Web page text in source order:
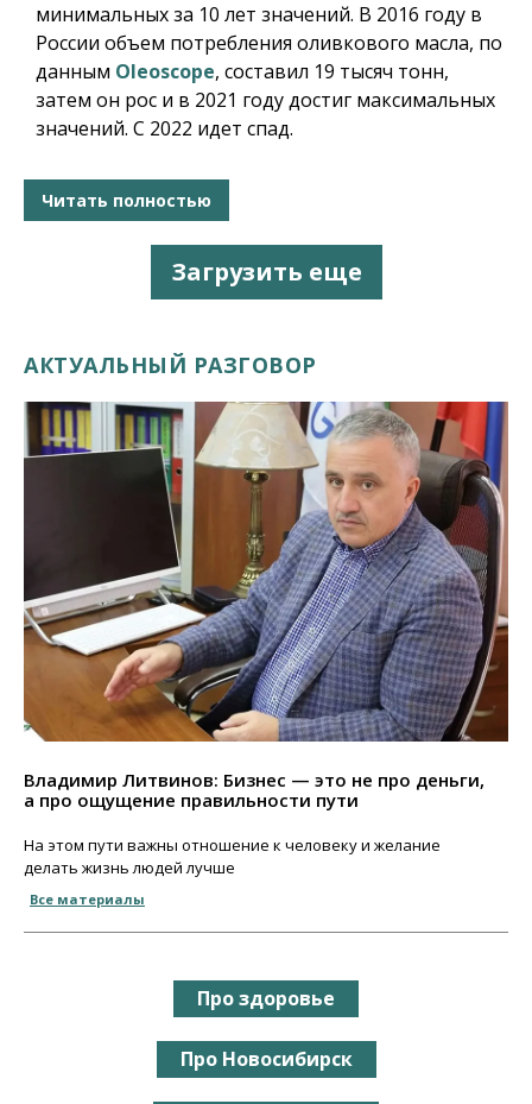
минимальных за 10 лет значений. В 2016 году в
России объем потребления оливкового масла, по
данным Oleoscope, составил 19 тысяч тонн,
затем он рос и в 2021 году достиг максимальных
значений. С 2022 идет спад.
Читать полностью
Загрузить еще
АКТУАЛЬНЫЙ РАЗГОВОР
Владимир Литвинов: Бизнес — это не про деньги,
а про ощущение правильности пути
На этом пути важны отношение к человеку и желание
делать жизнь людей лучше
Все материалы
Про здоровье
Про Новосибирск